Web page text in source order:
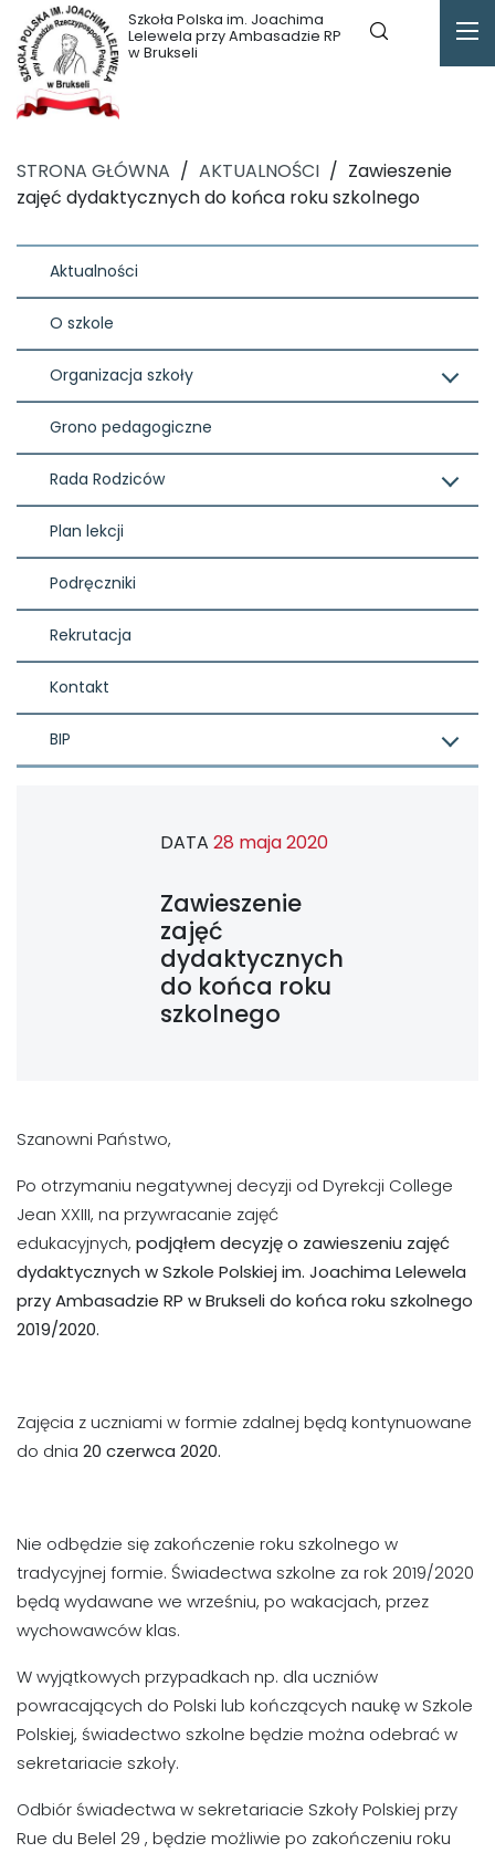
Szkoła Polska im. Joachima
Lelewela przy Ambasadzie RP
w Brukseli
STRONA GŁÓWNA / AKTUALNOŚCI / Zawieszenie
zajęć dydaktycznych do końca roku szkolnego
Aktualności
O szkole
Organizacja szkoły
Grono pedagogiczne
Rada Rodziców
Plan lekcji
Podręczniki
Rekrutacja
Kontakt
BIP
DATA 28 maja 2020
Zawieszenie
zajęć
dydaktycznych
do końca roku
szkolnego
Szanowni Państwo,
Po otrzymaniu negatywnej decyzji od Dyrekcji College
Jean XXIII, na przywracanie zajęć
edukacyjnych, podjąłem decyzję o zawieszeniu zajęć
dydaktycznych w Szkole Polskiejim. Joachima Lelewela
przy Ambasadzie RP w Brukseli do końca roku szkolnego
2019/2020.
Zajęcia z uczniami w formie zdalnej będą kontynuowane
do dnia 20 czerwca 2020.
Nie odbędzie się zakończenie roku szkolnego w
tradycyjnej formie. Świadectwa szkolne za rok 2019/2020
będą wydawane we wrześniu, po wakacjach, przez
wychowawców klas.
W wyjątkowych przypadkach np. dla uczniów
powracających do Polski lub kończących naukę w Szkole
Polskiej, świadectwo szkolne będzie można odebrać w
sekretariacie szkoły.
Odbiór świadectwa w sekretariacie Szkoły Polskiej przy
Rue du Belel 29 , będzie możliwie po zakończeniu roku